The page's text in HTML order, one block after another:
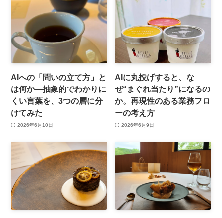
AIへの「問いの立て方」と
は何か—抽象的でわかりに
くい言葉を、3つの層に分
けてみた
2026年6月10日
AIに丸投げすると、な
ぜ“まぐれ当たり”になるの
か。再現性のある業務フロ
ーの考え方
2026年6月9日